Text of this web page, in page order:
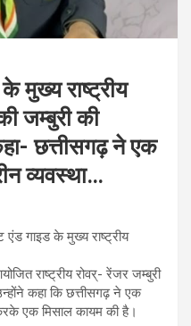
मुख्य राष्ट्रीय
जम्बुरी की
छत्तीसगढ़ ने एक
व्यवस्था…
गाइड के मुख्य राष्ट्रीय
राष्ट्रीय रोवर्- रेंजर जम्बुरी
कहा कि छत्तीसगढ़ ने एक
एक मिसाल कायम की है।